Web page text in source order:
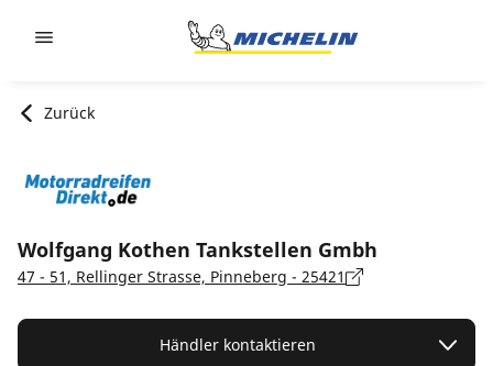
Zurück
Wolfgang Kothen Tankstellen Gmbh
47 - 51, Rellinger Strasse, Pinneberg - 25421
Händler kontaktieren